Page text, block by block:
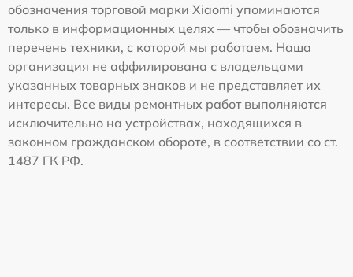
обозначения торговой марки Xiaomi упоминаются
только в информационных целях — чтобы обозначить
перечень техники, с которой мы работаем. Наша
организация не аффилирована с владельцами
указанных товарных знаков и не представляет их
интересы. Все виды ремонтных работ выполняются
исключительно на устройствах, находящихся в
законном гражданском обороте, в соответствии со ст.
1487 ГК РФ.